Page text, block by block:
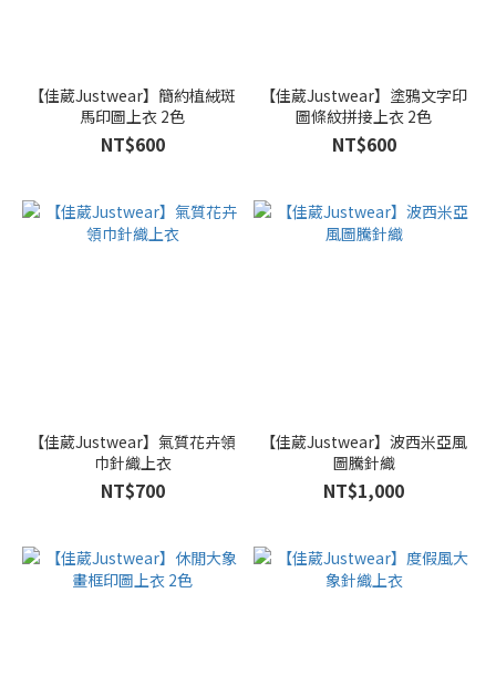
【佳葳Justwear】簡約植絨斑
馬印圖上衣 2色
NT$600
【佳葳Justwear】塗鴉文字印
圖條紋拼接上衣 2色
NT$600
【佳葳Justwear】氣質花卉領
巾針織上衣
NT$700
【佳葳Justwear】波西米亞風
圖騰針織
NT$1,000